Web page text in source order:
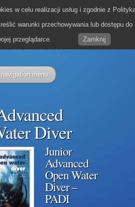
navigation menu
Diver
Junior
Advanced
Open Water
Diver –
PADI
w celu realizacji usług i zgodnie z
warunki przechowywania lub dostępu do
przeglądarce.
Zamknij